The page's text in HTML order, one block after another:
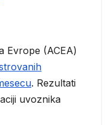
Evrope (ACEA)
. Rezultati
uvoznika